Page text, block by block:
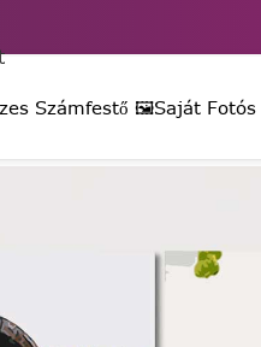
Számfestő 🖼️Saját Fotós